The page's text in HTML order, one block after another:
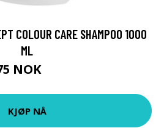
COLOUR CARE SHAMPOO 1000
ML
NOK
KJØP NÅ